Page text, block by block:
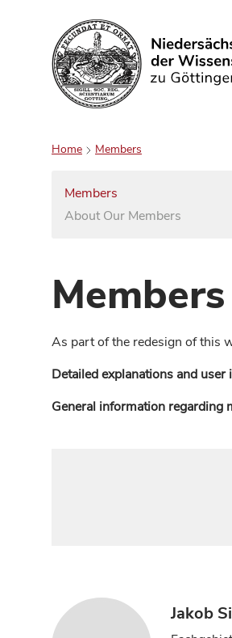
Search
Home Members
Members
About Our Members
Members
As part of the redesign of this
Detailed explanations and
General information regarding
Jakob